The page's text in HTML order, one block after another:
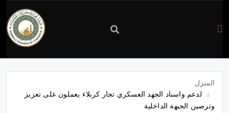
غرفة
كربلاء
المنزل
لدعم واسناد الجهد العسكري تجار كربلاء يعملون على تعزيز
وترصين الجبهة الداخلية